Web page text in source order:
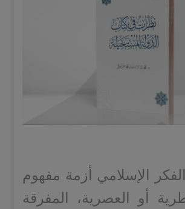
الإسلامي أزمة مفهوم
أو العصرية، المفرقة